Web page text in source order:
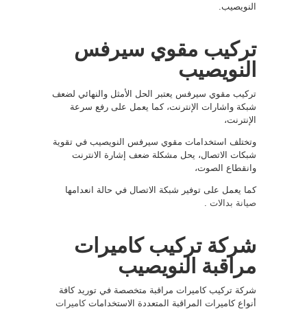
النويصيب.
تركيب مقوي سيرفس
النويصيب
تركيب مقوي سيرفس يعتبر الحل الأمثل والنهائي لضعف
شبكة واشارات الإنترنت، كما يعمل على رفع سرعة
الإنترنت،
وتختلف استخدامات مقوي سيرفس النويصيب في تقوية
شبكات الاتصال، يحل مشكلة ضعف إشارة الانترنت
وانقطاع الصوت،
كما يعمل على توفير شبكة الاتصال في حالة انعدامها
صيانة بدالات
شركة تركيب كاميرات
مراقبة النويصيب
شركة تركيب كاميرات مراقبة متخصصة في توريد كافة
أنواع كاميرات المراقبة المتعددة الاستخداماتكاميرات